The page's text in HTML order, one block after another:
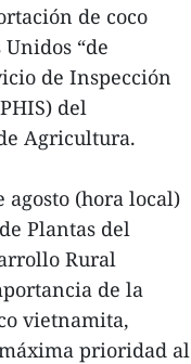
de coco
“de
de Inspección
del
Agricultura.
(hora local)
Plantas del
Rural
de la
vietnamita,
prioridad al